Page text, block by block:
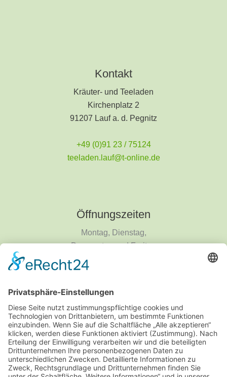
Kontakt
Kräuter- und Teeladen
Kirchenplatz 2
91207 Lauf a. d. Pegnitz
+49 (0)91 23 / 75124
teeladen.lauf@t-online.de
Öffnungszeiten
Montag, Dienstag,
Donnerstag und Freitag
9 - 14 Uhr
Informationen
Über uns